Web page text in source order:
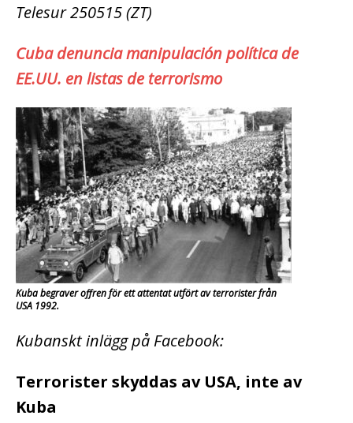
Telesur 250515 (ZT)
Cuba denuncia manipulación política de
EE.UU. en listas de terrorismo
Kuba begraver offren för ett attentat utfört av terrorister från
USA 1992.
Kubanskt inlägg på Facebook:
Terrorister skyddas av USA, inte av
Kuba